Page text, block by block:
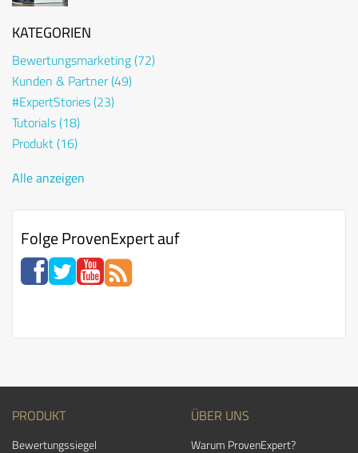
KATEGORIEN
Bewertungsmarketing(72)
Kunden & Partner(49)
#ExpertStories(23)
Tutorials(18)
Produkt(16)
Alle anzeigen
Folge ProvenExpert auf
PRODUKT
Bewertungssiegel
ÜBER UNS
Warum ProvenExpert?